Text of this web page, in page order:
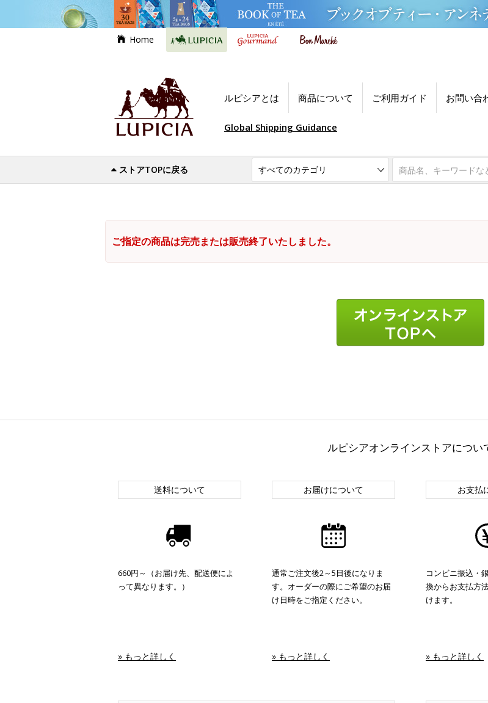
Home
ルピシアとは 商品について ご利用ガイド お問い合
Global Shipping Guidance
ストアTOPに戻る
ご指定の商品は完売または販売終了いたしました。
ルピシアオンラインストアについ
送料について
660円～（お届け先、配送便によ
って異なります。）
» もっと詳しく
お届けについて
通常ご注文後2～5日後になりま
す。オーダーの際にご希望のお届
け日時をご指定ください。
» もっと詳しく
お支払
コンビニ振込・
換からお支払方
けます。
» もっと詳しく